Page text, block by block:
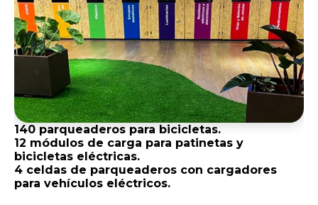
140 parqueaderos para bicicletas.
12 módulos de carga para patinetas y
bicicletas eléctricas.
4 celdas de parqueaderos con cargadores
para vehículos eléctricos.